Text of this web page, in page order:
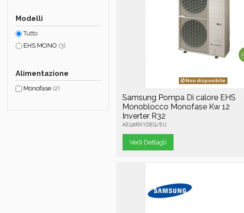
Non disponibile
Samsung Pompa Di calore EHS
Monoblocco Monofase Kw 12
Inverter R32
AE120RXYDEG/EU
Vedi Dettagli
Modelli
Tutto
EHS MONO (3)
Alimentazione
Monofase (2)